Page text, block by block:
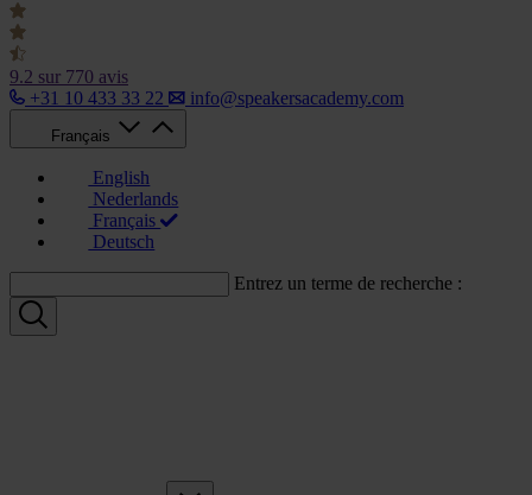
9.2 sur 770 avis
+31 10 433 33 22
info@speakersacademy.com
Français
English
Nederlands
Français
Deutsch
Entrez un terme de recherche :